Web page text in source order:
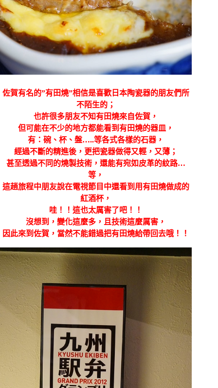
佐賀有名的”有田燒”相信是喜歡日本陶瓷器的朋友們所
不陌生的；
也許很多朋友不知有田燒來自佐賀，
但可能在不少的地方都能看到有田燒的器皿，
有：碗、杯、盤…..等各式各樣的石器，
經過不斷的精進後，更把瓷器做得又輕，又薄；
甚至透過不同的燒製技術，還能有宛如皮革的紋路…
等，
這趟旅程中朋友說在電視節目中還看到用有田燒做成的
紅酒杯，
哇！！這也太厲害了吧！！
沒想到，變化這麼多，且技術這麼厲害，
因此來到佐賀，當然不能錯過把有田燒給帶回去哦！！